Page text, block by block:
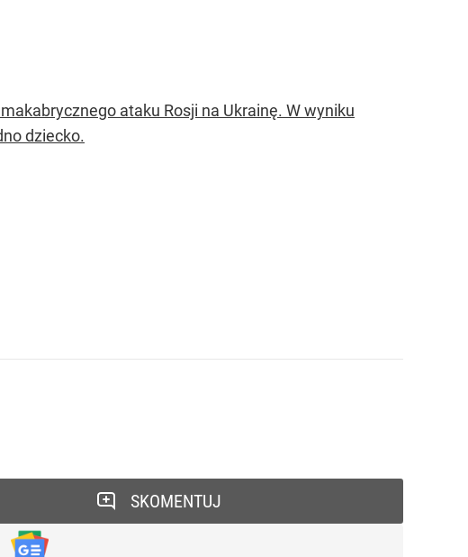
ataku Rosji na Ukrainę. W wyniku
dziecko.
SKOMENTUJ